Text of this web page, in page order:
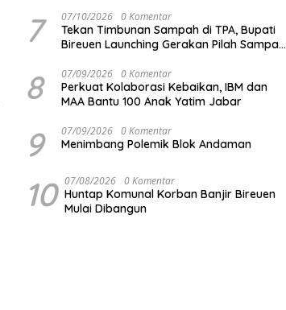
7 07/10/2026 0 Komentar
Tekan Timbunan Sampah di TPA, Bupati
Bireuen Launching Gerakan Pilah Sampah
8 07/09/2026 0 Komentar
Perkuat Kolaborasi Kebaikan, IBM dan
MAA Bantu 100 Anak Yatim Jabar
9 07/09/2026 0 Komentar
Menimbang Polemik Blok Andaman
10 07/08/2026 0 Komentar
Huntap Komunal Korban Banjir Bireuen
Mulai Dibangun